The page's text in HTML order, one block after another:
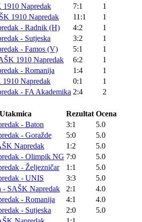
1910 Napredak 7:1
1
1910 Napredak 11:1
1
- Radnik (H) 4:2
1
- Sutjeska 3:2
1
- Famos (V) 5:1
1
1910 Napredak 6:2
1
- Romanija 1:4
1
1910 Napredak 0:1
1
- FA Akademika 2:4
2
Utakmica Rezultat Ocena
- Baton 3:1
5.0
- Goražde 5:0
5.0
Napredak 1:2
5.0
- Olimpik NG 7:0
5.0
- Željezničar 1:1
5.0
- UNIS 3:3
5.0
- SAŠK Napredak 2:1
4.0
- Romanija 4:1
4.0
- Sutjeska 2:0
5.0